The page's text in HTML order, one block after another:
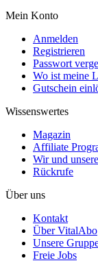
Mein Konto
Anmelden
Registrieren
Passwort
Wo ist meine
Gutschein
Wissenswertes
Magazin
Affiliate
Wir und
Rückrufe
Über uns
Kontakt
Über VitalAbo
Unsere
Freie Jobs